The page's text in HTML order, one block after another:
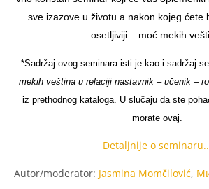
sve izazove u životu a nakon kojeg ćete
osetljiviji – moć mekih
*Sadržaj ovog seminara isti je kao i sadržaj
mekih veština u relaciji nastavnik – učenik –
iz prethodnog kataloga. U slučaju da ste
morate ovaj.
Detaljnije o
Autor/moderator: Jasmina Momčilović,